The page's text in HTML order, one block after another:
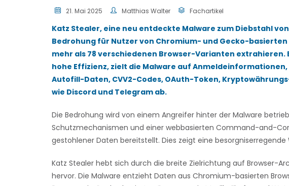
21. Mai 2025 Matthias Walter Fachartikel
Katz Stealer, eine neu entdeckte Malware zum Diebstahl
Bedrohung für Nutzer von Chromium- und Gecko-basierten
mehr als 78 verschiedenen Browser-Varianten extrahieren.
hohe Effizienz, zielt die Malware auf
Autofill-Daten, CVV2-Codes, OAuth-Token,
wie Discord und Telegram ab.
Die Bedrohung wird von einem Angreifer hinter der Malware
Schutzmechanismen und einer webbasierten Command-and-
gestohlener Daten bereitstellt. Dies zeigt eine
Katz Stealer hebt sich durch die breite Zielrichtung auf Browser-
hervor. Die Malware entzieht Daten aus Chromium-basierten